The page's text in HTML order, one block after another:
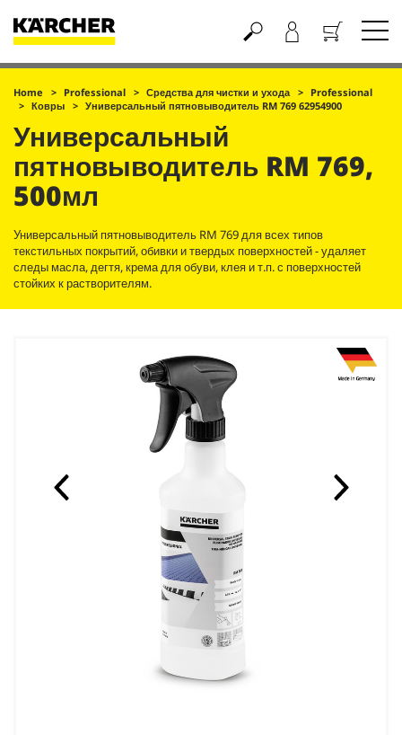
Корзина
Home Professional Средства для чистки и ухода
Professional
Ковры
Универсальный пятновыводитель RM 769 62954900
Универсальный
пятновыводитель RM 769,
500мл
Универсальный пятновыводитель RM 769 для всех типов
текстильных покрытий, обивки и твердых поверхностей - удаляет
следы масла, дегтя, крема для обуви, клея и т.п. с поверхностей
стойких к растворителям.